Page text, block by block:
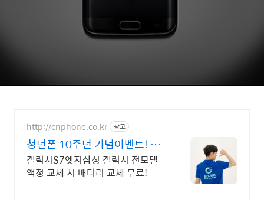
http://cnphone.co.kr 광고
청년폰 10주년 기념이벤트! 대
한민국 대표 휴대폰수리매입
갤럭시S7엣지삼성 갤럭시 전모델
액정 교체 시 배터리 교체 무료!